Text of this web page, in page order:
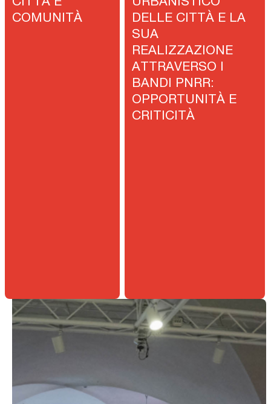
COMUNITÀ
DELLE CITTÀ E LA
SUA
REALIZZAZIONE
ATTRAVERSO I
BANDI PNRR:
OPPORTUNITÀ E
CRITICITÀ